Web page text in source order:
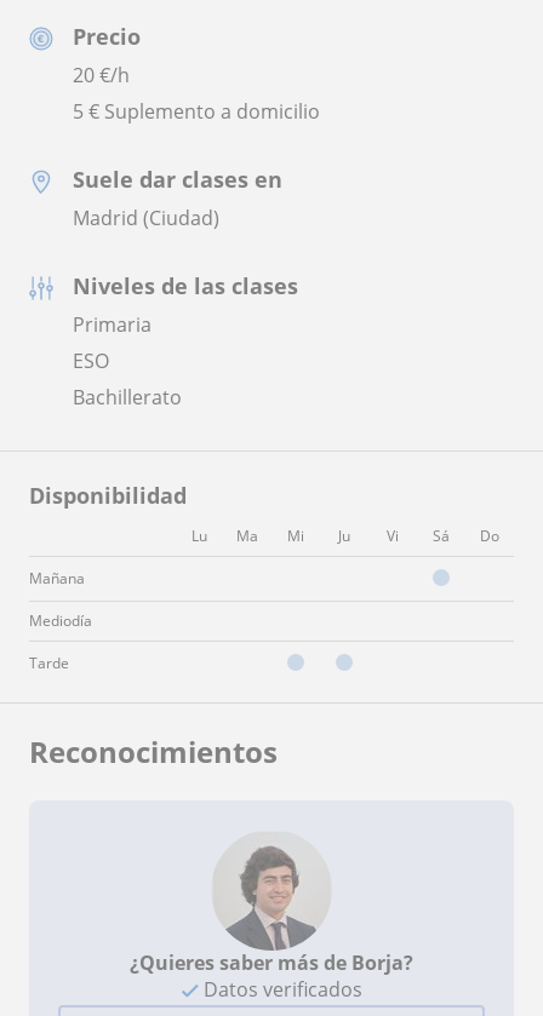
Precio
20€/h
5 € Suplemento a domicilio
Suele dar clases en
Madrid (Ciudad)
Niveles de las clases
Primaria
ESO
Bachillerato
Disponibilidad
Lu Ma Mi Ju Vi Sá Do
Mañana
Mediodía
Tarde
Reconocimientos
¿Quieres saber más de Borja?
Datos verificados